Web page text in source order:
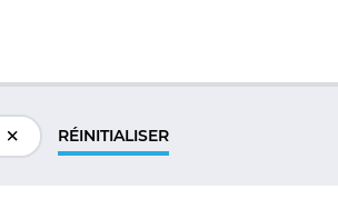
RÉINITIALISER